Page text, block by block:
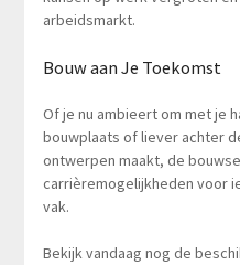
arbeidsmarkt.
Bouw aan Je Toekomst
Of je nu ambieert om met je
bouwplaats of liever achter
ontwerpen maakt, de
carrièremogelijkheden voor
vak.
Bekijk vandaag nog de